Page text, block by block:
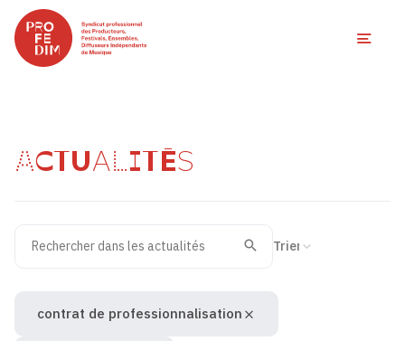
ACTUALITÉS
Recherche
Valider
contrat de professionnalisation